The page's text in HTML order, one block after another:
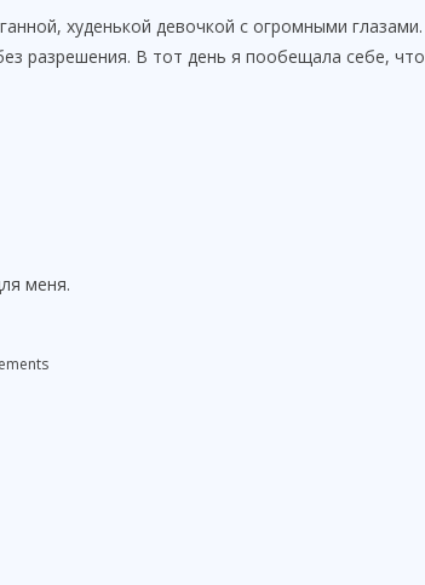
худенькой девочкой с огромными глазами.
разрешения. В тот день я пообещала себе, что
меня.